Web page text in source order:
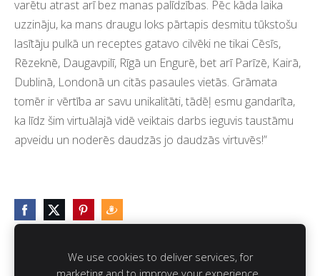
varētu atrast arī bez manas palīdzības. Pēc kāda laika
uzzināju, ka mans draugu loks pārtapis desmitu tūkstošu
lasītāju pulkā un receptes gatavo cilvēki ne tikai Cēsīs,
Rēzeknē, Daugavpilī, Rīgā un Engurē, bet arī Parīzē, Kairā,
Dublinā, Londonā un citās pasaules vietās. Grāmata
tomēr ir vērtība ar savu unikalitāti, tādēļ esmu gandarīta,
ka līdz šim virtuālajā vidē veiktais darbs ieguvis taustāmu
apveidu un noderēs daudzās jo daudzās virtuvēs!”
We use cookies to deliver services, for